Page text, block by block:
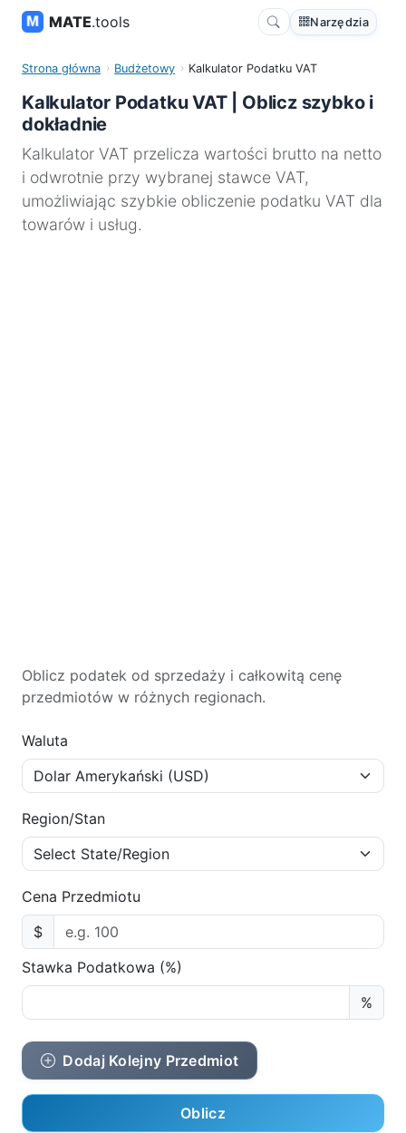
MATE.tools Narzędzia
Strona główna Budżetowy Kalkulator Podatku VAT
Kalkulator Podatku VAT | Oblicz szybko i
dokładnie
Kalkulator VAT przelicza wartości brutto na netto
i odwrotnie przy wybranej stawce VAT,
umożliwiając szybkie obliczenie podatku VAT dla
towarów i usług.
Oblicz podatek od sprzedaży i całkowitą cenę
przedmiotów w różnych regionach.
Waluta
Region/Stan
Cena Przedmiotu
$
Stawka Podatkowa (%)
%
Dodaj Kolejny Przedmiot
Oblicz